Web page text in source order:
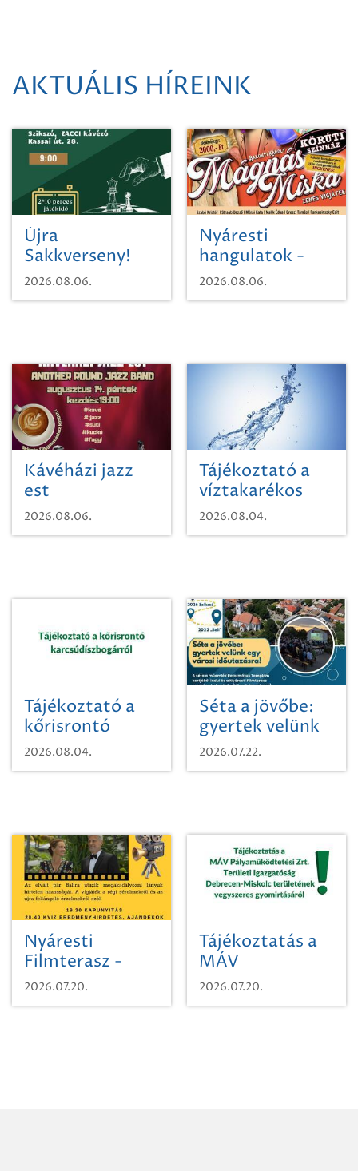
AKTUÁLIS HÍREINK
Újra
Sakkverseny!
2026.08.06.
Nyáresti
hangulatok -
Mágnás Miska
2026.08.06.
Kávéházi jazz
est
2026.08.06.
Tájékoztató a
víztakarékos
vízhasználatról
2026.08.04.
Tájékoztató a
kőrisrontó
karcsúdíszbogárról
2026.08.04.
Séta a jövőbe:
gyertek velünk
egy városi
időutazásra!
2026.07.22.
Nyáresti
Filmterasz -
Beugró a
Paradicsomba
2026.07.20.
Tájékoztatás a
MÁV
Pályaműködtetési
Zrt. Területi
2026.07.20.